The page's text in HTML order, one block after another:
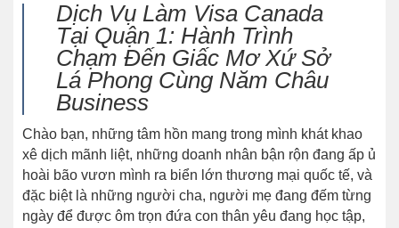
Dịch Vụ Làm Visa Canada
Tại Quận 1: Hành Trình
Chạm Đến Giấc Mơ Xứ Sở
Lá Phong Cùng Năm Châu
Business
Chào bạn, những tâm hồn mang trong mình khát khao
xê dịch mãnh liệt, những doanh nhân bận rộn đang ấp ủ
hoài bão vươn mình ra biển lớn thương mại quốc tế, và
đặc biệt là những người cha, người mẹ đang đếm từng
ngày để được ôm trọn đứa con thân yêu đang học tập,